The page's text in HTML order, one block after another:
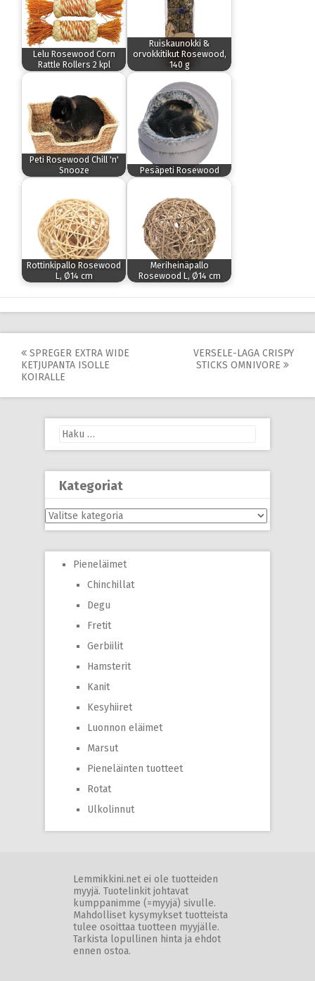
Lelu Rosewood Corn
Rattle Rollers 2 kpl
Ruiskaunokki &
orvokkitikut Rosewood,
140 g
Peti Rosewood Chill 'n'
Snooze
Pesäpeti Rosewood
Rottinkipallo Rosewood
L, Ø14 cm
Meriheinäpallo
Rosewood L, Ø14 cm
Post
navigation
SPREGER EXTRA WIDE
KETJUPANTA ISOLLE
KOIRALLE
VERSELE-LAGA CRISPY
STICKS OMNIVORE
Haku:
Kategoriat
Kategoriat
Pieneläimet
Chinchillat
Degu
Fretit
Gerbiilit
Hamsterit
Kanit
Kesyhiiret
Luonnon eläimet
Marsut
Pieneläinten tuotteet
Rotat
Ulkolinnut
Lemmikkini.net ei ole tuotteiden
myyjä. Tuotelinkit johtavat
kumppanimme (=myyjä) sivulle.
Mahdolliset kysymykset tuotteista
tulee osoittaa tuotteen myyjälle.
Tarkista lopullinen hinta ja ehdot
ennen ostoa.